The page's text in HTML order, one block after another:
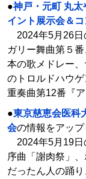
●神戸・元町 丸
イント展示会＆コ
2024年5月26日
ガリー舞曲第５
本の歌メドレー
のトロルドハウ
重奏曲第12番『
●東京慈恵会医科
会の情報をアップ
2024年5月19日
序曲「謝肉祭」
だったん人の踊